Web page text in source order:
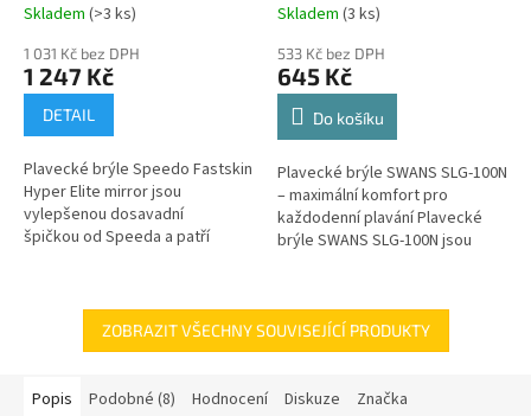
Skladem (>3 ks)
1 031 Kč bez DPH
1 247 Kč
DETAIL
Plavecké brýle Speedo Fastskin
Hyper Elite mirror jsou
vylepšenou dosavadní
špičkou od Speeda a patří
Skladem (3 ks)
533 Kč bez DPH
645 Kč
Do košíku
Plavecké brýle SWANS SLG-100N
– maximální komfort pro
každodenní plavání Plavecké
brýle SWANS SLG-100N jsou
ZOBRAZIT VŠECHNY SOUVISEJÍCÍ PRODUKTY
Popis Podobné (8) Hodnocení Diskuze Značka